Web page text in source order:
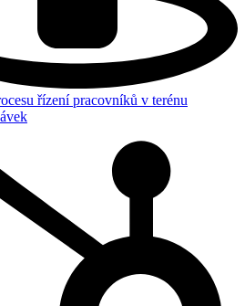
řízení pracovníků v terénu